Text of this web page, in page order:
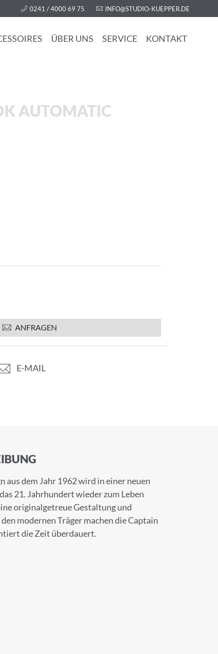
0241 / 4000 69 75 INFO@STUDIO-KUEPPER.DE
ÜBER UNS SERVICE KONTAKT
AUTOMATIC
ANFRAGEN
E-MAIL
aus dem Jahr 1962 wird in einer neuen
21. Jahrhundert wieder zum Leben
originalgetreue Gestaltung und
modernen Träger machen die Captain
die Zeit überdauert.